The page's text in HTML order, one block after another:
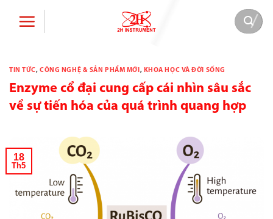
TIN TỨC,CÔNG NGHỆ & SẢN PHẨM MỚI , KHOA HỌC VÀ ĐỜI SỐNG
Enzyme cổ đại cung cấp cái nhìn sâu sắc
về sự tiến hóa của quá trình quang hợp
18
Th5